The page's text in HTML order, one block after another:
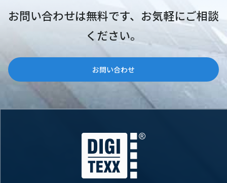
お問い合わせは無料です、お気軽にご相談
ください。
お問い合わせ